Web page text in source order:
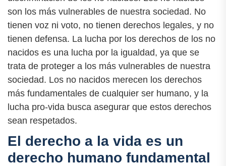
son los más vulnerables de nuestra sociedad. No
tienen voz ni voto, no tienen derechos legales, y no
tienen defensa. La lucha por los derechos de los no
nacidos es una lucha por la igualdad, ya que se
trata de proteger a los más vulnerables de nuestra
sociedad. Los no nacidos merecen los derechos
más fundamentales de cualquier ser humano, y la
lucha pro-vida busca asegurar que estos derechos
sean respetados.
El derecho a la vida es un
derecho humano fundamental